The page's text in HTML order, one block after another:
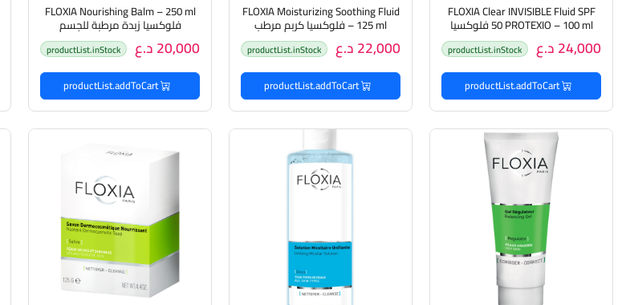
FLOXIA Clear INVISIBLE Fluid SPF
50 PROTEXIO – 100 ml فلوكسيا
واقي من اشعة الشمس24,000 د.ع productList.inStock
productList.addToCart
FLOXIA Moisturizing Soothing Fluid
– 125 ml فلوكسيا كربم مرطب
للبشرة 22,000 د.ع productList.inStock
productList.addToCart
FLOXIA Nourishing Balm – 250 ml
فلوكسيا زبدة مرطبة للجسم
20,000 د.ع productList.inStock
productList.addToCart